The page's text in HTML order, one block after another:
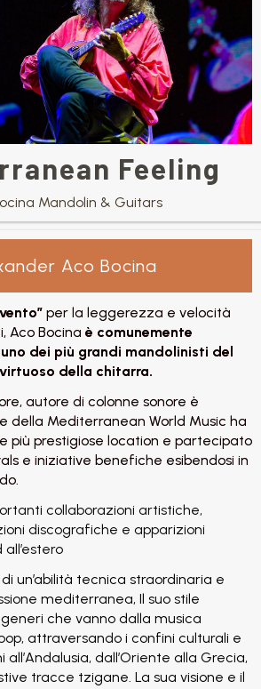
Feeling
Mandolin & Guitars
Aco Bocina
per la leggerezza e velocità
Aco Bocina è comunemente
dei più grandi mandolinisti del
della chitarra.
autore di colonne sonore è
della Mediterranean World Music ha
più prestigiose location e partecipato
e iniziative benefiche esibendosi in
collaborazioni artistiche,
discografiche e apparizioni
un’abilità tecnica straordinaria e
mediterranea, Il suo stile
che vanno dalla musica
attraversando i confini culturali e
dall’Oriente alla Grecia,
tracce tzigane. La sua visione e il